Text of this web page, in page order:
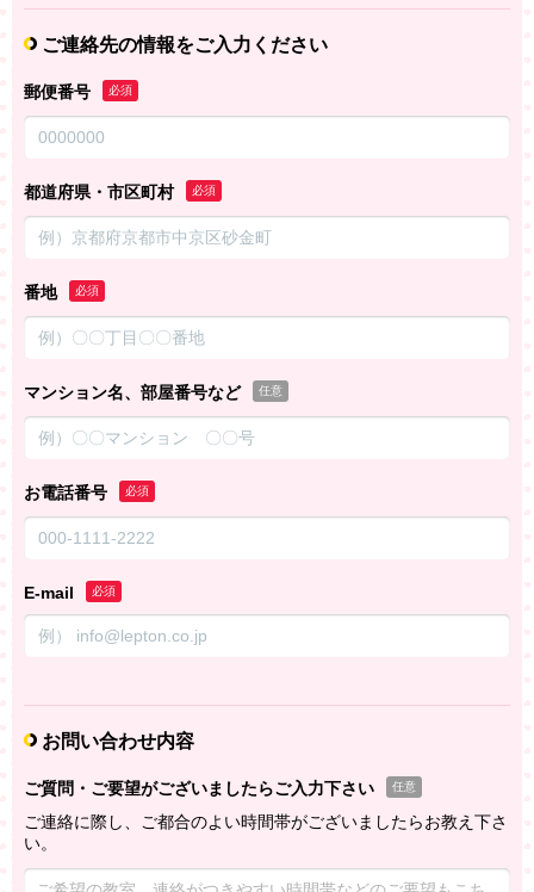
ご連絡先の情報をご入力ください
郵便番号 必須
都道府県・市区町村 必須
番地 必須
マンション名、部屋番号など 任意
お電話番号 必須
E-mail 必須
お問い合わせ内容
ご質問・ご要望がございましたらご入力下さい 任意
ご連絡に際し、ご都合のよい時間帯がございましたらお教え下さ
い。